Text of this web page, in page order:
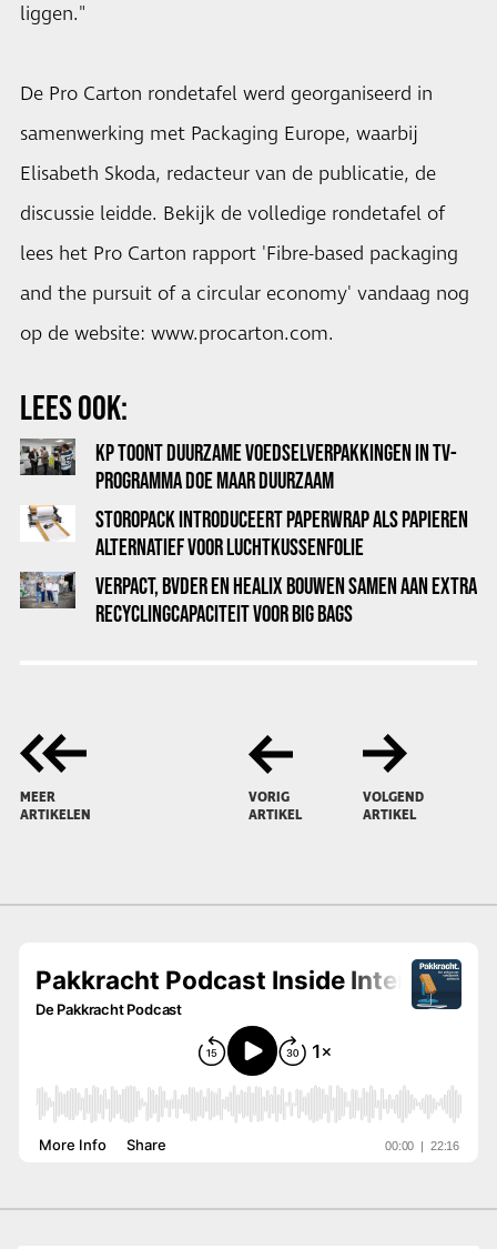
liggen."
De Pro Carton rondetafel werd georganiseerd in
samenwerking met Packaging Europe, waarbij
Elisabeth Skoda, redacteur van de publicatie, de
discussie leidde. Bekijk de volledige rondetafel of
lees het Pro Carton rapport 'Fibre-based packaging
and the pursuit of a circular economy' vandaag nog
op de website: www.procarton.com.
LEES OOK:
KP TOONT DUURZAME VOEDSELVERPAKKINGEN IN TV-
PROGRAMMA DOE MAAR DUURZAAM
STOROPACK INTRODUCEERT PAPERWRAP ALS PAPIEREN
ALTERNATIEF VOOR LUCHTKUSSENFOLIE
VERPACT, BVDER EN HEALIX BOUWEN SAMEN AAN EXTRA
RECYCLINGCAPACITEIT VOOR BIG BAGS
MEER
ARTIKELEN
VORIG
ARTIKEL
VOLGEND
ARTIKEL